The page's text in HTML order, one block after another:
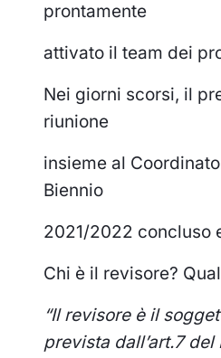
prontamente
attivato il team dei
Nei giorni scorsi, il
riunione
insieme al
Biennio
2021/2022 concluso
Chi è il revisore?
“Il revisore è il
prevista dall’art.7